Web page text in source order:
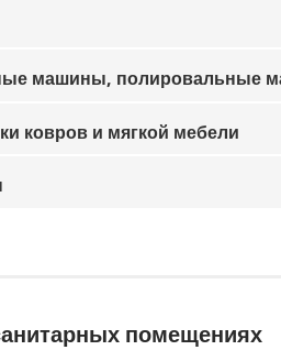
машины, полировальные
ковров и мягкой мебели
помещениях